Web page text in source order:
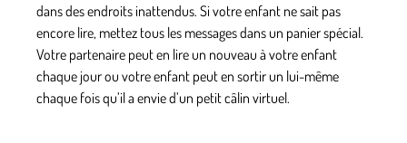
dans des endroits inattendus. Si votre enfant ne sait pas
encore lire, mettez tous les messages dans un panier spécial.
Votre partenaire peut en lire un nouveau à votre enfant
chaque jour ou votre enfant peut en sortir un lui-même
chaque fois qu’il a envie d’un petit câlin virtuel.